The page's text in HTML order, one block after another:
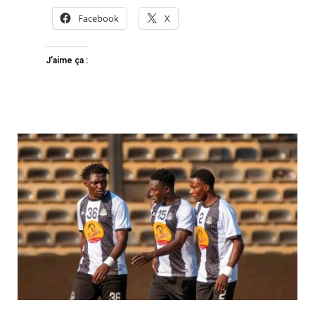
Facebook X
J’aime ça :